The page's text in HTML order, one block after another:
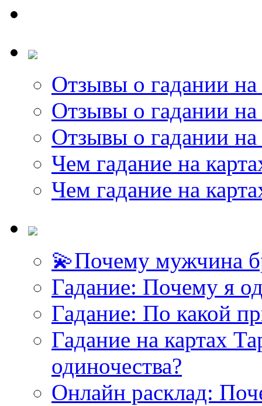
Отзывы о гадании на
Отзывы о гадании на
Отзывы о гадании на
Чем гадание на
Чем гадание на
💫Почему мужчина
Гадание: Почему я
Гадание: По какой
Гадание на картах
одиночества?
Онлайн расклад: